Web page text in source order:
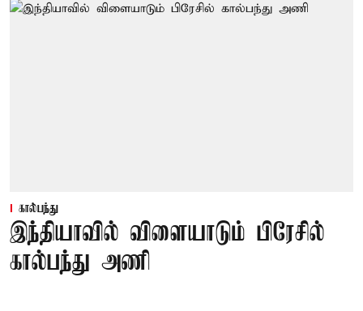
கால்பந்து
இந்தியாவில் விளையாடும் பிரேசில்
கால்பந்து அணி